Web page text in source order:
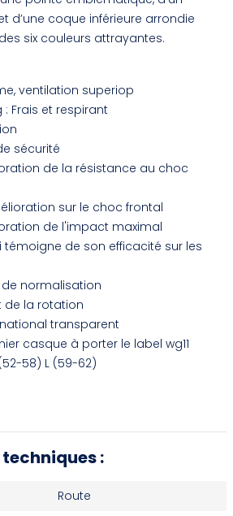
d’une coque inférieure arrondie
six couleurs attrayantes.
ventilation superiop
: Frais et respirant
sécurité
de la résistance au choc
sur le choc frontal
de l'impact maximal
témoigne de son efficacité sur les
normalisation
de la rotation
transparent
casque à porter le label wg11
58) L (59-62)
:
Route